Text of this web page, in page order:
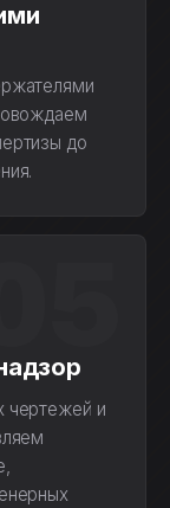
до
чертежей и